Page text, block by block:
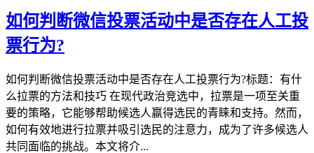
如何判断微信投票活动中是否存在人工投
票行为?
如何判断微信投票活动中是否存在人工投票行为?标题：有什
么拉票的方法和技巧 在现代政治竞选中，拉票是一项至关重
要的策略，它能够帮助候选人赢得选民的青睐和支持。然而，
如何有效地进行拉票并吸引选民的注意力，成为了许多候选人
共同面临的挑战。本文将介...